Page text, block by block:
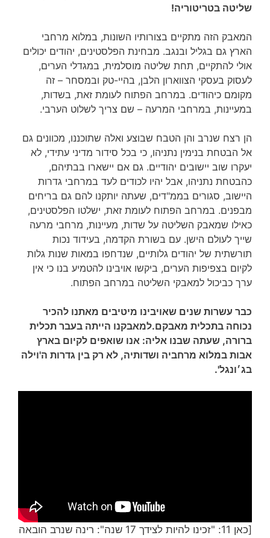
שליטה בטריטוריה!
המאבק הזה מתקיים בצורותיו השונות, במלוא מרחבי
הארץ גם בגליל ובנגב. מבחינת הפלסטינים, יהודים יכולים
אולי להתקיים, תחת שליטה מוסלמית, במגדלי הערים,
לעסוק בעסקי הצווארון הלבן, בהיי-טק ובמסחר – זה
מקומם כיהודים. במרחב הפתוח לעומת זאת, בשדות,
במעיינות, במרחבי המרעה – שם צריך לשלוט הערבי.
הן רצח שנרב והן הטבח שבוצע ואלה שתוכננו, מכוונים גם
אל הבטחת בנימין נתניהו, כי בכל סידור מדיני עתידי, לא
יעקרו שוב יישובים יהודיים. גם אם יישארו בבתיהם,
כהבטחת נתניהו, אבל יהיו לכודים לעד במרחבי גדרות
היישוב, סגורים בממ"דים, שעתה יותקנו להם גם בריחים
מבפנים. במרחב הפתוח לעומת זאת, ישלטו הפלסטינים,
כאילו שמאבק השליטה על שדות, מעיינות, מרחבי מרעה
שייך לעולם הישן. עם בשורת הקדמה, בעידוד נכות
תורשתית של יהודים גלותיים, שנדחפו במאות שנות גלות
לקיום בצפיפות הערים, ביקשו אויבינו להטמיע בנו כי אין
ערך כביכול למאבקי השליטה במרחב הפתוח.
כבר עשרות שנים שאויבינו מיטיבים מאתנו להכיר
נכוחה בתכלית מאבקם.למאבקנו הייתה בעבר תכלית
ברורה, שעתה שבנו אליה: אנו שואפים לקיום בארץ
אבות במלוא מרחביה ושדותיה, לא רק בין גדרות ה'וילה
בג׳ונגל'.
[כאן 11: "זכינו להיות לצידך 17 שנה": רינה שנרב הובאה